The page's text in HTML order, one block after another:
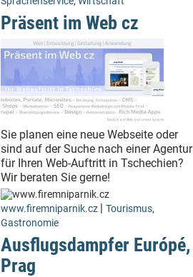
Präsent im Web cz
Sie planen eine neue Webseite oder
sind auf der Suche nach einer Agentur
für Ihren Web-Auftritt in Tschechien?
Wir beraten Sie gerne!
www.firemniparnik.cz | Tourismus,
Gastronomie
Ausflugsdampfer Európé,
Prag